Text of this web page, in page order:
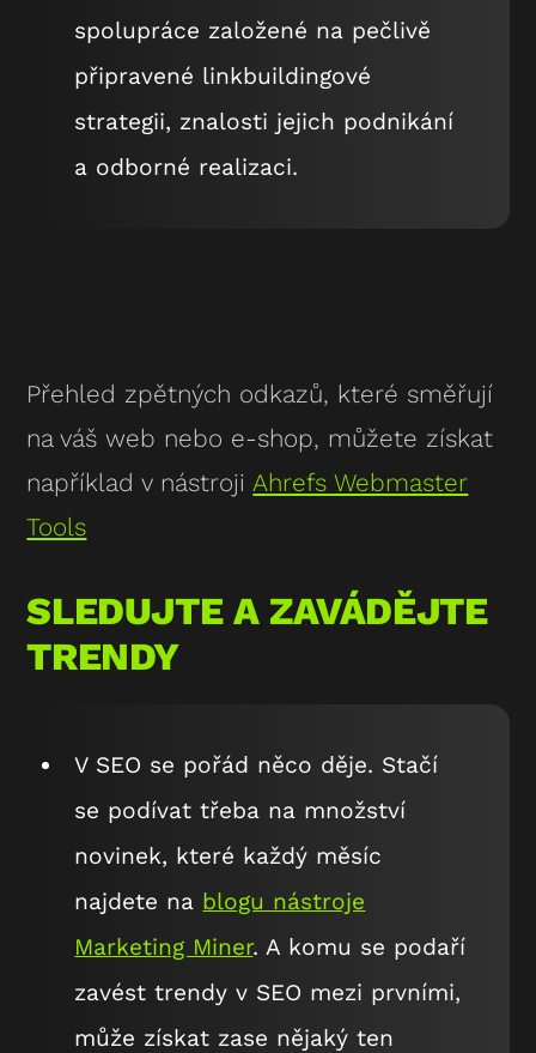
spolupráce založené na pečlivě
připravené linkbuildingové
strategii, znalosti jejich podnikání
a odborné realizaci.
Přehled zpětných odkazů, které směřují
na váš web nebo e-shop, můžete získat
například v nástroji Ahrefs Webmaster
Tools
SLEDUJTE A ZAVÁDĚJTE
TRENDY
V SEO se pořád něco děje. Stačí
se podívat třeba na množství
novinek, které každý měsíc
najdete na blogu nástroje
Marketing Miner. A komu se podaří
zavést trendy v SEO mezi prvními,
může získat zase nějaký ten